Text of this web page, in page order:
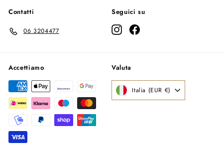
Contatti
06 3204477
Seguici su
Instagram
Accettiamo Valuta
Italia (EUR €)